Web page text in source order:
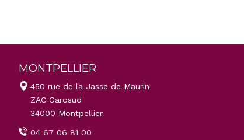
MONTPELLIER
450 rue de la Jasse de Maurin
ZAC Garosud
34000 Montpellier
04 67 06 81 00